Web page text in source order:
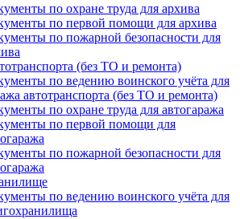
по охране труда для архива
по первой помощи для архива
по пожарной безопасности для
(без ТО и ремонта)
по ведению воинского учёта для
автотранспорта (без ТО и ремонта)
по охране труда для автогаража
по первой помощи для
по пожарной безопасности для
по ведению воинского учёта для